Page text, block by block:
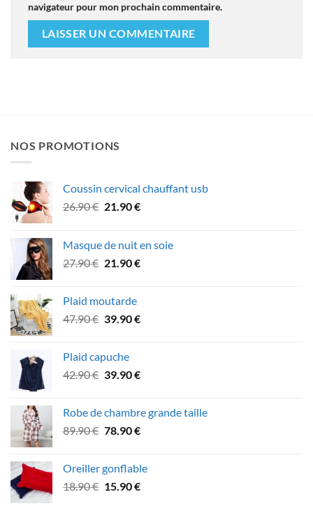
navigateur pour mon prochain commentaire.
NOS PROMOTIONS
Coussin cervical chauffant usb
26.90€ Le
était :
26.90 €.
21.90€Le
est :
21.90 €.
Masque de nuit en soie
27.90€ Le
était :
27.90 €.
21.90€Le
21.90 €.
Plaid moutarde
47.90€ Le
était :
47.90 €.
39.90€Le
39.90 €.
Plaid capuche
42.90€ Le
était :
42.90 €.
39.90€Le
est :
39.90 €.
Robe de chambre grande taille
89.90€ Le
était :
89.90 €.
78.90€Le
est :
78.90 €.
Oreiller gonflable
18.90€ Le
15.90€Le